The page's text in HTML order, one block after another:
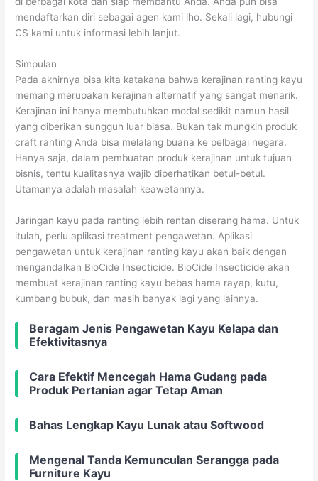
mendaftarkan diri sebagai agen kami lho. Sekali lagi, hubungi
CS kami untuk informasi lebih lanjut.
Simpulan
Pada akhirnya bisa kita katakana bahwa kerajinan ranting kayu
memang merupakan kerajinan alternatif yang sangat menarik.
Kerajinan ini hanya membutuhkan modal sedikit namun hasil
yang diberikan sungguh luar biasa. Bukan tak mungkin produk
craft ranting Anda bisa melalang buana ke pelbagai negara.
Hanya saja, dalam pembuatan produk kerajinan untuk tujuan
bisnis, tentu kualitasnya wajib diperhatikan betul-betul.
Utamanya adalah masalah keawetannya.
Jaringan kayu pada ranting lebih rentan diserang hama. Untuk
itulah, perlu aplikasi treatment pengawetan. Aplikasi
pengawetan untuk kerajinan ranting kayu akan baik dengan
mengandalkan BioCide Insecticide. BioCide Insecticide akan
membuat kerajinan ranting kayu bebas hama rayap, kutu,
kumbang bubuk, dan masih banyak lagi yang lainnya.
Beragam Jenis Pengawetan Kayu Kelapa dan
Efektivitasnya
Cara Efektif Mencegah Hama Gudang pada
Produk Pertanian agar Tetap Aman
Bahas Lengkap Kayu Lunak atau Softwood
Mengenal Tanda Kemunculan Serangga pada
Furniture Kayu